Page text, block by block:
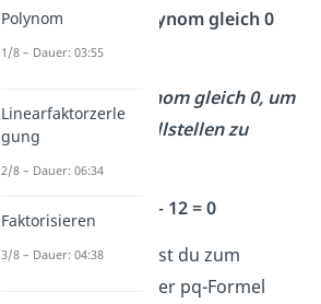
indem du das
Polynom gleich 0
setzt.
3. Setze das Polynom gleich 0, um
die restlichen Nullstellen zu
bestimmen.
+ 4x – 12 = 0
Die Lösung erhältst du zum
Beispiel mithilfe der pq-Formel
Polynom
1/8 – Dauer: 03:55
Linearfaktorzerle
gung
2/8 – Dauer: 06:34
Faktorisieren
3/8 – Dauer: 04:38